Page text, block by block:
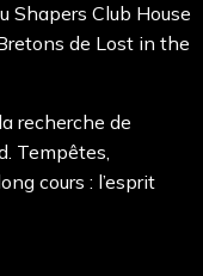
Shapers Club House
de Lost in the
recherche de
Tempêtes,
cours : l’esprit